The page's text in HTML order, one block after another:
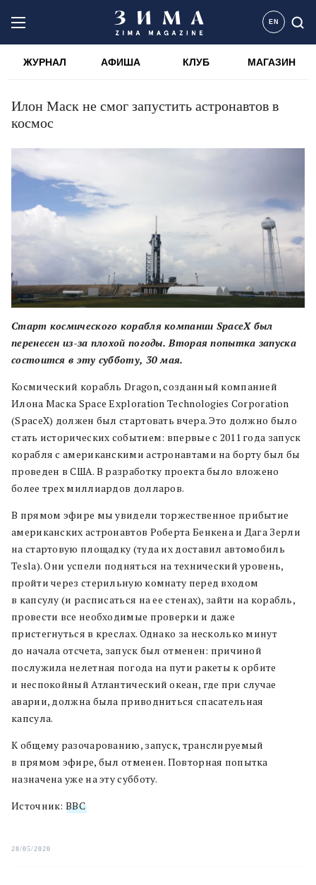
EN
ЖУРНАЛ АФИША КЛУБ МАГАЗИН
Илон Маск не смог запустить астронавтов в
космос
Старт космического корабля компании SpaceX был
перенесен из-за плохой погоды. Вторая попытка запуска
состоится в эту субботу, 30 мая.
Космический корабль Dragon, созданный компанией
Илона Маска Space Exploration Technologies Corporation
(SpaceX) должен был стартовать вчера. Это должно было
стать исторических событием: впервые с 2011 года запуск
корабля с американскими астронавтами на борту был бы
проведен в США. В разработку проекта было вложено
более трех миллиардов долларов.
В прямом эфире мы увидели торжественное прибытие
американских астронавтов Роберта Бенкена и Дага Зерли
на стартовую площадку (туда их доставил автомобиль
Tesla). Они успели подняться на технический уровень,
пройти через стерильную комнату перед входом
в капсулу (и расписаться на ее стенах), зайти на корабль,
провести все необходимые проверки и даже
пристегнуться в креслах. Однако за несколько минут
до начала отсчета, запуск был отменен: причиной
послужила нелетная погода на пути ракеты к орбите
и неспокойный Атлантический океан, где при случае
аварии, должна была приводниться спасательная
капсула.
К общему разочарованию, запуск, транслируемый
в прямом эфире, был отменен. Повторная попытка
назначена уже на эту субботу.
Источник: BBC
28/05/2020